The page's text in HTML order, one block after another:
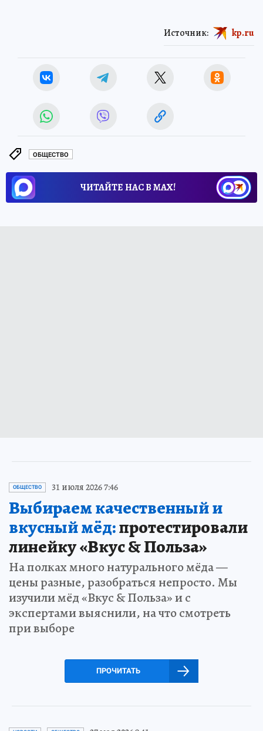
Источник: kp.ru
ОБЩЕСТВО
ЧИТАЙТЕ НАС В МАХ!
ОБЩЕСТВО 31 июля 2026 7:46
Выбираем качественный и
вкусный мёд:протестировали
линейку «Вкус & Польза»
На полках много натурального мёда —
цены разные, разобраться непросто. Мы
изучили мёд «Вкус & Польза» и с
экспертами выяснили, на что смотреть
при выборе
ПРОЧИТАТЬ